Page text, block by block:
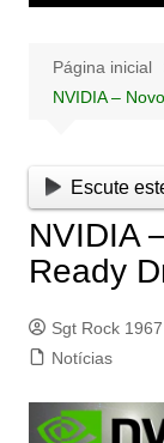
Página inicial
NVIDIA –
Escute
NVIDIA
Ready
Sgt Rock 1967
Notícias